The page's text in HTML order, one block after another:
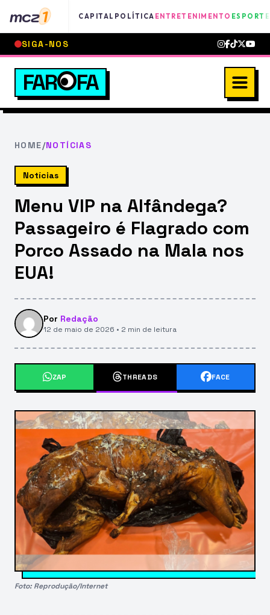
mcz1 CAPITAL POLÍTICA ENTRETENIMENTO
SIGA-NOS
FAR FA
HOME/NOTÍCIAS
Notícias
Menu VIP na Alfândega?
Passageiro é Flagrado com
Porco Assado na Mala nos
EUA!
Por Redação
12 de maio de 2026 • 2 min de leitura
ZAP THREADS FACE
Foto: Reprodução/Internet